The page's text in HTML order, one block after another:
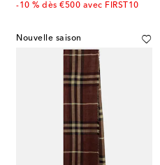
-10 % dès €500 avec FIRST10
Nouvelle saison